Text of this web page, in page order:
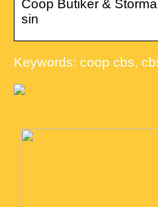
Coop Butiker &
sin
Keywords: coop cbs,